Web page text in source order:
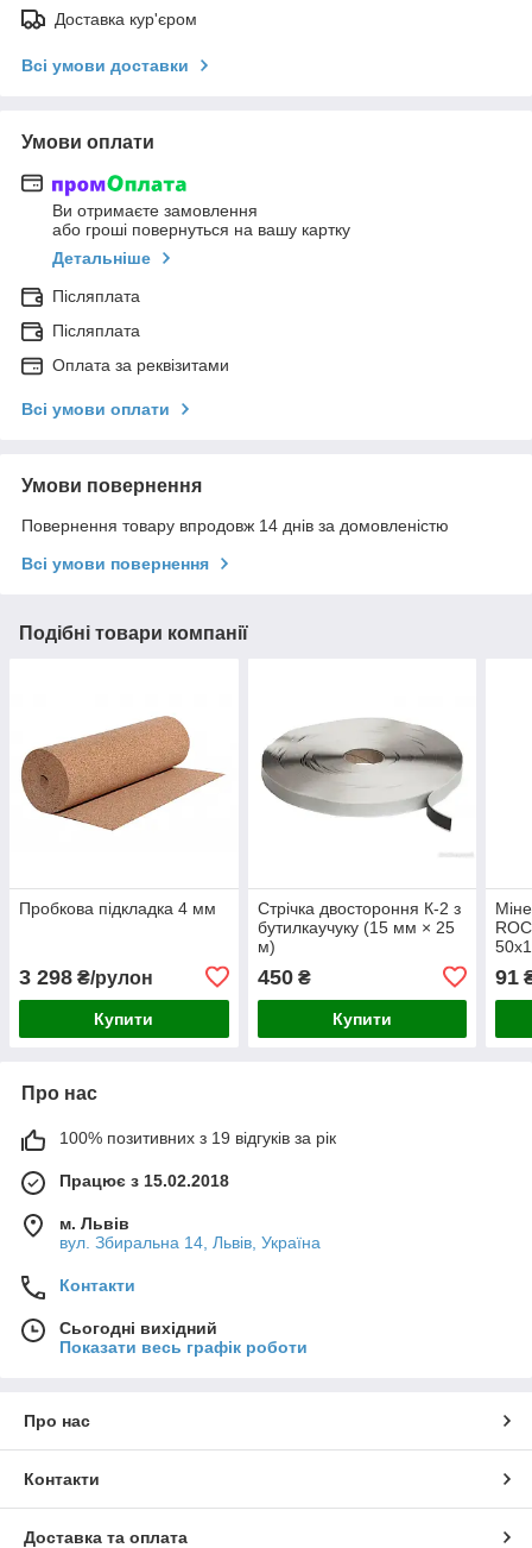
Доставка кур'єром
Всі умови доставки
Умови оплати
Ви отримаєте замовлення
або гроші повернуться на вашу картку
Детальніше
Післяплата
Післяплата
Оплата за реквізитами
Всі умови оплати
Умови повернення
Повернення товару впродовж 14 днів за домовленістю
Всі умови повернення
Подібні товари компанії
Пробкова підкладка 4 мм
3 298 ₴/рулон
Купити
Стрічка двостороння К-2 з
бутилкаучуку (15 мм × 25
м)
450₴
Купити
91
Про нас
100% позитивних з 19 відгуків за рік
Працює з 15.02.2018
м. Львів
вул. Збиральна 14, Львів, Україна
Контакти
Сьогодні вихідний
Показати весь графік роботи
Про нас
Контакти
Доставка та оплата